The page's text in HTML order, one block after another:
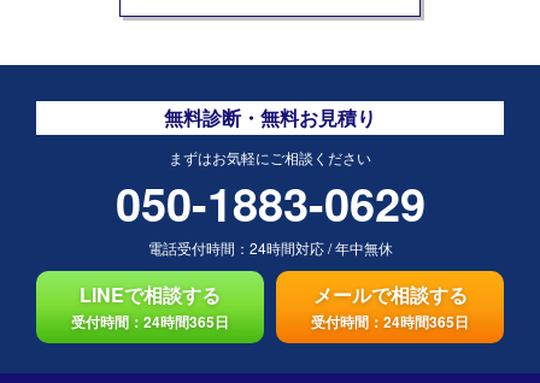
無料診断・無料お見積り
まずはお気軽にご相談ください
050-1883-0629
電話受付時間： 24時間対応/年中無休
LINEで相談する
受付時間：24時間365日
メールで相談する
受付時間：24時間365日